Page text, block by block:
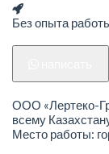
Без опыта
ООО «Лертеко-
всему
Место работы: